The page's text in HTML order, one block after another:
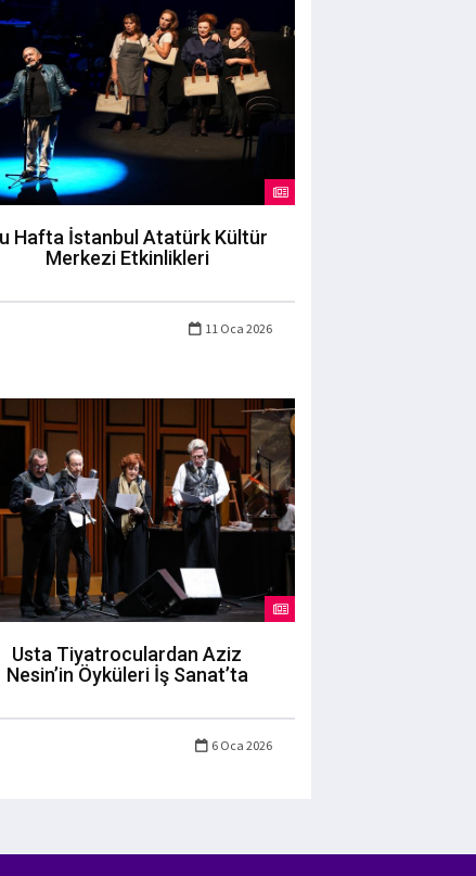
Hafta İstanbul Atatürk Kültür
Merkezi Etkinlikleri
11 Oca 2026
Usta Tiyatroculardan Aziz
Nesin’in Öyküleri İş Sanat’ta
6 Oca 2026